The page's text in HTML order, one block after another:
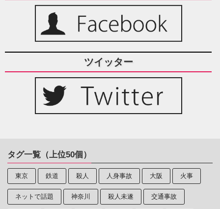
ツイッター
タグ一覧（上位50個）
東京 鉄道 殺人 人身事故 大阪 火事
ネットで話題 神奈川 殺人未遂 交通事故